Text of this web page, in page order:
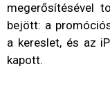
megerősítésével
bejött: a
a kereslet, és az
kapott.